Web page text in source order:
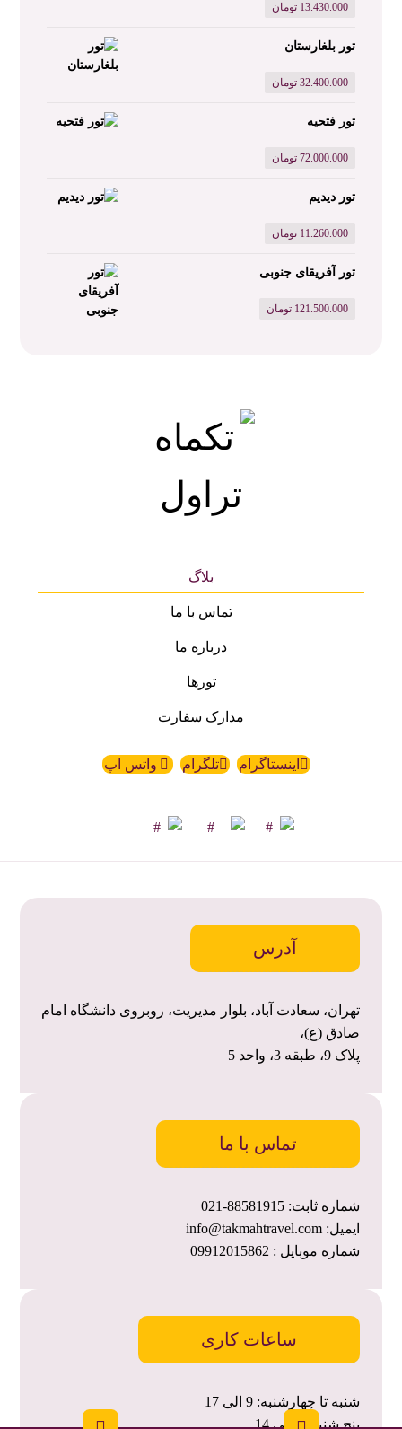
13.430.000 تومان
تور بلغارستان
32.400.000 تومان
تور فتحیه
72.000.000 تومان
تور دیدیم
11.260.000 تومان
تور آفریقای جنوبی
121.500.000 تومان
بلاگ
تماس با ما
درباره ما
تورها
مدارک سفارت
اینستاگرام تلگرام واتس اپ
آدرس
تهران، سعادت آباد، بلوار مدیریت، روبروی دانشگاه امام
صادق (ع)،
پلاک 9، طبقه 3، واحد 5
تماس با ما
شماره ثابت: 88581915-021
ایمیل: info@takmahtravel.com
شماره موبایل : 09912015862
ساعات کاری
شنبه تا چهارشنبه: 9 الی 17
پنج شنبه: 9 الی 14